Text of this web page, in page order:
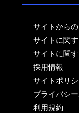
サイトから
サイトに関
サイトに関
採用情報
サイトポリ
プライバシ
利用規約